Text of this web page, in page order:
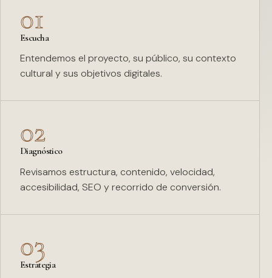
01
Escucha
Entendemos el proyecto, su público, su contexto
cultural y sus objetivos digitales.
02
Diagnóstico
Revisamos estructura, contenido, velocidad,
accesibilidad, SEO y recorrido de conversión.
03
Estrategia